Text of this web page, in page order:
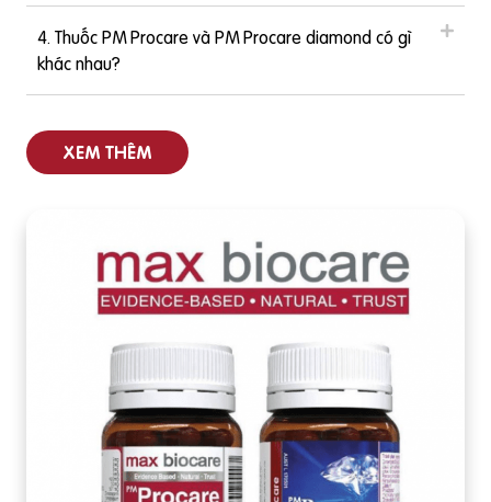
4. Thuốc PM Procare và PM Procare diamond có gì
khác nhau?
XEM THÊM